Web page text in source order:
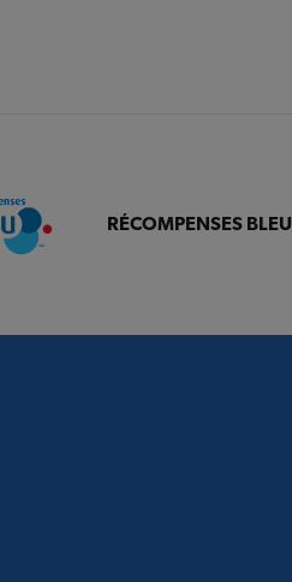
RÉCOMPENSES BLEU